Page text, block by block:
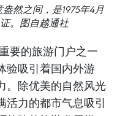
然之间，是1975年4月
。图自越通社
要的旅游门户之一
验吸引着国内外游
。除优美的自然风光
活力的都市气息吸引